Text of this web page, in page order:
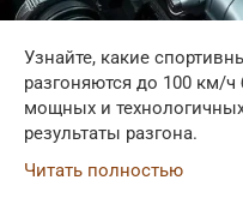
Узнайте, какие
разгоняются до 100 км/
мощных и
результаты разгона.
Читать полностью